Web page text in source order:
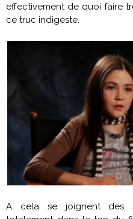
effectivement de quoi faire
ce truc indigeste.
A cela se joignent des